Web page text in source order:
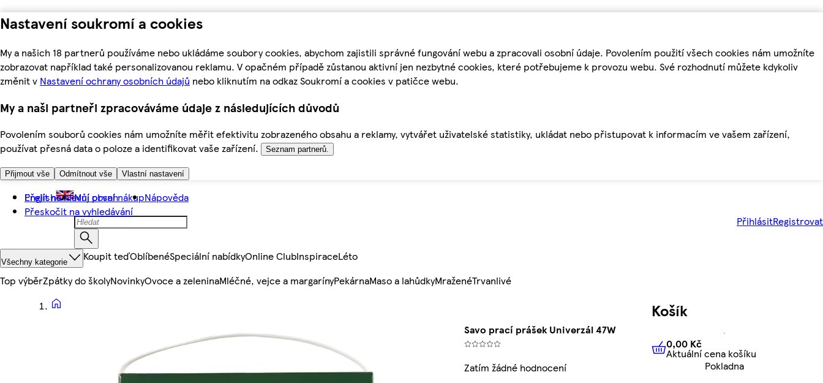
Nastavení soukromí a cookies
My a našich 18 partnerů používáme nebo ukládáme soubory cookies, abychom zajistili správné fungování webu a zpracovali osobní údaje. Povolením použití všech cookies nám umožníte
zobrazovat například také personalizovanou reklamu. V opačném případě zůstanou aktivní jen nezbytné cookies, které potřebujeme k provozu webu. Své rozhodnutí můžete kdykoliv
změnit v Nastavení ochrany osobních údajů nebo kliknutím na odkaz Soukromí a cookies v patičce webu.
My a naši partneři zpracováváme údaje z následujících důvodů
Povolením souborů cookies nám umožníte měřit efektivitu zobrazeného obsahu a reklamy, vytvářet uživatelské statistiky, ukládat nebo přistupovat k informacím ve vašem zařízení,
používat přesná data o poloze a identifikovat vaše zařízení.
Seznam partnerů.
Přijmout vše Odmítnout vše Vlastní nastavení
Přejít na hlavní obsah
Přeskočit na vyhledávání
English Můj první nákupNápověda
PřihlásitRegistrovat
Všechny kategorie Koupit teďOblíbenéSpeciální nabídkyOnline ClubInspiraceLéto
Top výběrZpátky do školyNovinkyOvoce a zeleninaMléčné, vejce a margarínyPekárnaMaso a lahůdkyMraženéTrvanlivé
Savo prací prášek Univerzál 47W
Zatím žádné hodnocení
Košík
0,00 KčAktuální cena košíku
0,00 Kč
Aktuální cena košíku
Pokladna